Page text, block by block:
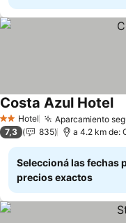
2 Estrellas
Hotel Aparcamiento
Costa Azul Hotel
7,3 835 a 4.2 km de:
Seleccioná las fechas
precios exactos